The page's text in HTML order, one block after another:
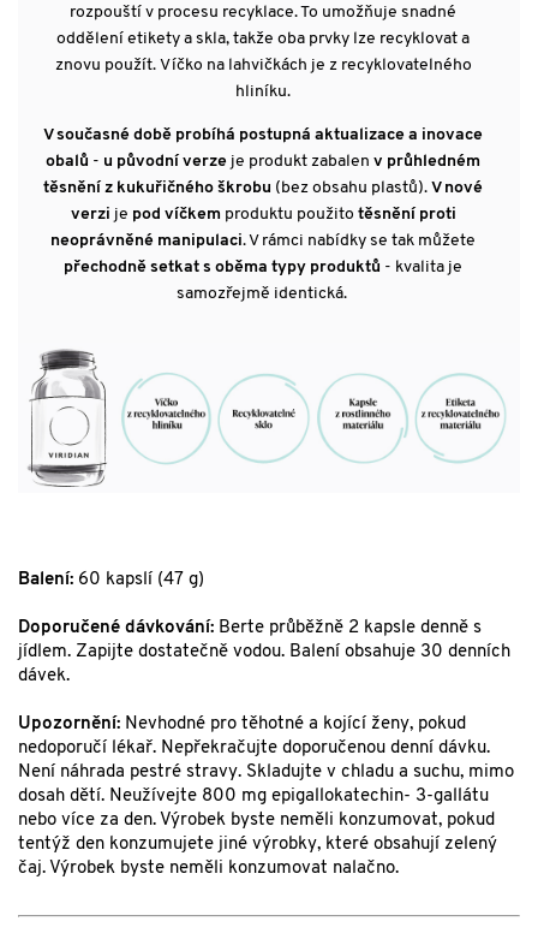
rozpouští v procesu recyklace. To umožňuje snadné
oddělení etikety a skla, takže oba prvky lze recyklovat a
znovu použít. Víčko na lahvičkách je z recyklovatelného
hliníku.
V současné době probíhá postupná aktualizace a inovace
obalů - u původní verze je produkt zabalen v průhledném
těsnění z kukuřičného škrobu (bez obsahu plastů). V nové
verzi je pod víčkemproduktu použito těsnění proti
neoprávněné manipulaci. V rámci nabídky se tak můžete
přechodně setkat s oběma typy produktů - kvalita je
samozřejmě identická.
Balení: 60 kapslí (47 g)
Doporučené dávkování: Berte průběžně 2 kapsle denně s
jídlem. Zapijte dostatečně vodou. Balení obsahuje 30 denních
dávek.
Upozornění: Nevhodné pro těhotné a kojící ženy, pokud
nedoporučí lékař. Nepřekračujte doporučenou denní dávku.
Není náhrada pestré stravy. Skladujte v chladu a suchu, mimo
dosah dětí. Neužívejte 800 mg epigallokatechin- 3-gallátu
nebo více za den. Výrobek byste neměli konzumovat, pokud
tentýž den konzumujete jiné výrobky, které obsahují zelený
čaj. Výrobek byste neměli konzumovat nalačno.